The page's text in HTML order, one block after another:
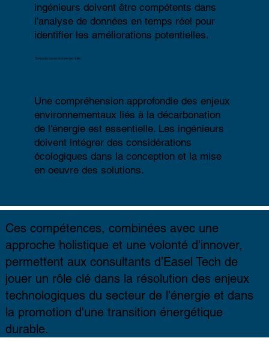
ingénieurs doivent être compétents dans
l'analyse de données en temps réel pour
identifier les améliorations potentielles.
Conscience environnementale
Une compréhension approfondie des enjeux
environnementaux liés à ladécarbonation
de l'énergie est essentielle. Les ingénieurs
doivent intégrer des considérations
écologiques dans la conception et la mise
en oeuvre des solutions.
Ces compétences, combinées avec une
approche holistique et une volonté d'innover,
permettent aux consultants d’Easel Tech de
jouer un rôle clé dans la résolution des enjeux
technologiques du secteur de l'énergie et dans
la promotion d'une transition énergétique
durable.